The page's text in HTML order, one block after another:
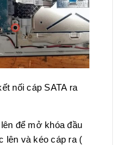
nối cáp SATA ra
để mở khóa đầu
lên và kéo cáp ra (